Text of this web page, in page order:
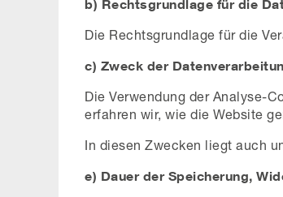
b) Rechtsgrundlage für die
Die Rechtsgrundlage für die
c) Zweck der
Die Verwendung der Analyse-
erfahren wir, wie die Website
In diesen Zwecken liegt auch
e) Dauer der Speicherung,